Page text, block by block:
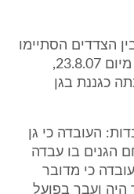
הצדדים הסתיימו
ביוזמת התובעת בהודעת התפטרות מיום 23.8.07,
כגננת בגן
העובדה כי גן
הגנים בו עבדה
כי מדובר
היה ועבר בפועל